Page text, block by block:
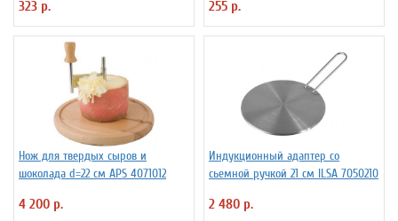
323 р. 255 р.
Нож для твердых сыров и
шоколада d=22 см APS 4071012
4 200 р.
Индукционный адаптер со
сьемной ручкой 21 см ILSA 7050210
2 480 р.